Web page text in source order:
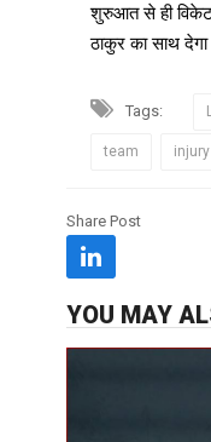
शुरुआत से ही
ठाकुर का साथ
Tags:
team injury
Share Post
YOU MAY